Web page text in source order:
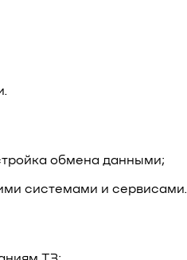
обмена данными;
системами и сервисами.